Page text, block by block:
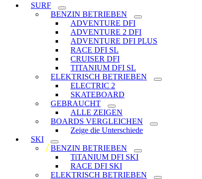
Français
SURF
BENZIN BETRIEBEN
ADVENTURE DFI
ADVENTURE 2 DFI
ADVENTURE DFI PLUS
RACE DFI SL
CRUISER DFI
TITANIUM DFI SL
ELEKTRISCH BETRIEBEN
ELECTRIC 2
SKATEBOARD
GEBRAUCHT
ALLE ZEIGEN
BOARDS VERGLEICHEN
Zeige die Unterschiede
SKI
BENZIN BETRIEBEN
TiTANIUM DFI SKI
RACE DFI SKI
ELEKTRISCH BETRIEBEN